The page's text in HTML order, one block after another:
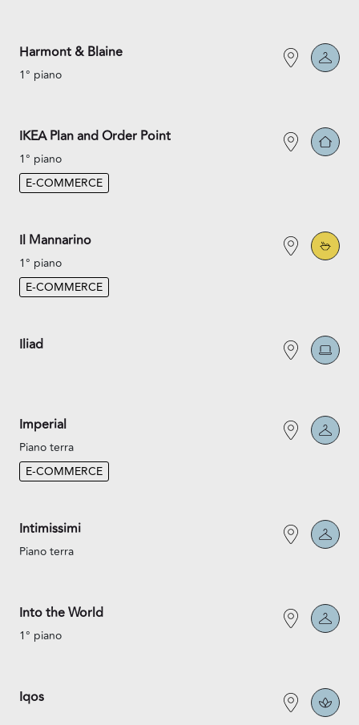
Harmont & Blaine
1° piano
IKEA Plan and Order Point
1° piano
E-COMMERCE
Il Mannarino
1° piano
E-COMMERCE
Iliad
Imperial
Piano terra
E-COMMERCE
Intimissimi
Piano terra
Into the World
1° piano
Iqos